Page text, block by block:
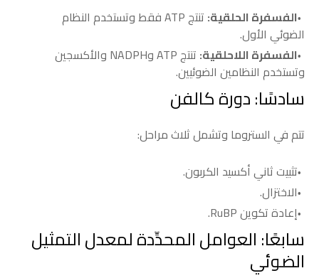
الفسفرة الحلقية:
تنتج ATP فقط وتستخدم النظام
الضوئي الأول.
الفسفرة اللاحلقية:
تنتج ATP وNADPH والأكسجين
وتستخدم النظامين الضوئيين.
سادسًا: دورة كالفن
تتم في الستروما وتشمل ثلاث مراحل:
تثبيت ثاني أكسيد الكربون.
الاختزال.
إعادة تكوين RuBP.
سابعًا: العوامل المحدِّدة لمعدل التمثيل
الضوئي